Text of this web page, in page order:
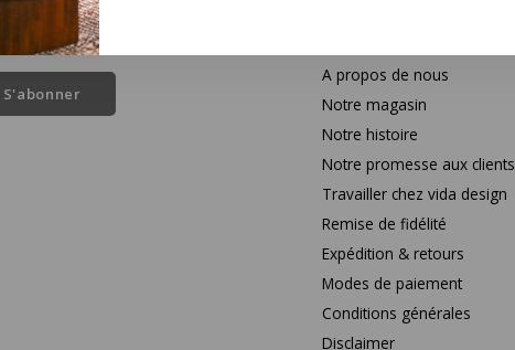
et des offres sur les produits
S'abonner
A propos de nous
Notre magasin
Notre histoire
Notre promesse aux clients
Travailler chez vida design
Remise de fidélité
Expédition & retours
Modes de paiement
Conditions générales
Disclaimer